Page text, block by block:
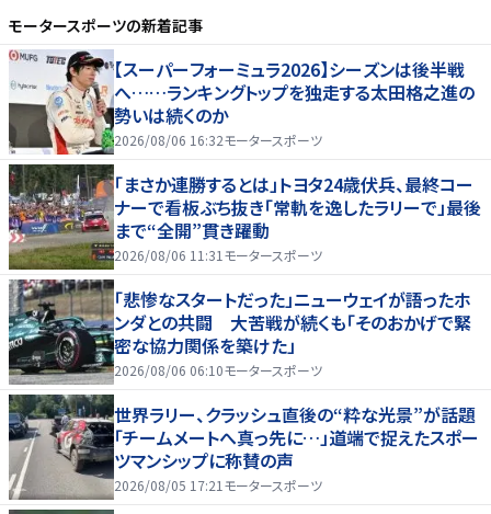
モータースポーツの新着記事
【スーパーフォーミュラ2026】シーズンは後半戦
へ……ランキングトップを独走する太田格之進の
勢いは続くのか
2026/08/06 16:32モータースポーツ
「まさか連勝するとは」トヨタ24歳伏兵、最終コー
ナーで看板ぶち抜き「常軌を逸したラリーで」最後
まで“全開”貫き躍動
2026/08/06 11:31 モータースポーツ
「悲惨なスタートだった」ニューウェイが語ったホ
ンダとの共闘 大苦戦が続くも「そのおかげで緊
密な協力関係を築けた」
2026/08/06 06:10モータースポーツ
世界ラリー、クラッシュ直後の“粋な光景”が話題
「チームメートへ真っ先に…」道端で捉えたスポー
ツマンシップに称賛の声
2026/08/05 17:21 モータースポーツ